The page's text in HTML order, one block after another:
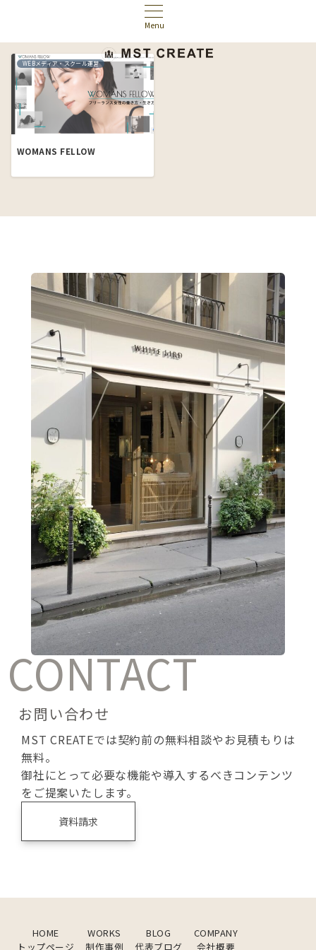
Menu
WEBメディア・スクール運営
WOMANS FELLOW
CONTACT
お問い合わせ
MST CREATEでは契約前の無料相談やお見積もりは
無料。
御社にとって必要な機能や導入するべきコンテンツ
をご提案いたします。
資料請求
HOME
トップページ
WORKS
制作事例
BLOG
代表ブログ
COMPANY
会社概要